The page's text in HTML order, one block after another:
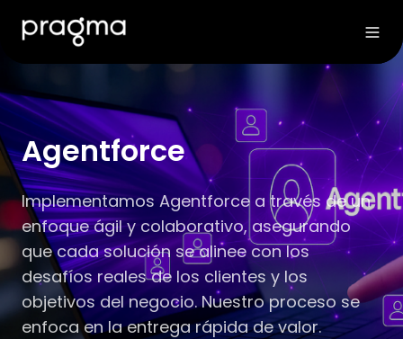
Agentforce
Implementamos Agentforce a través de un
enfoque ágil y colaborativo, asegurando
que cada solución se alinee con los
desafíos reales de los clientes y los
objetivos del negocio. Nuestro proceso se
enfoca en la entrega rápida de valor.